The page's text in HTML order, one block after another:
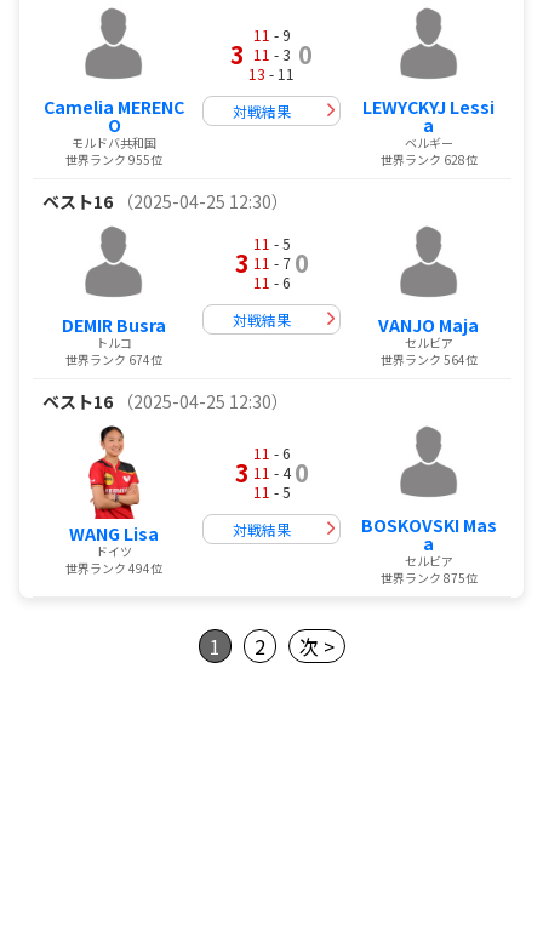
Camelia MERENC
O
モルドバ共和国
世界ランク 955位
3
11 - 9
11 - 3
13 - 11
0
対戦結果 LEWYCKYJ Lessi
a
ベルギー
世界ランク 628位
ベスト16 （2025-04-25 12:30）
DEMIR Busra
トルコ
世界ランク 674位
3
11 - 5
11 - 7
11 - 6
0
対戦結果 VANJO Maja
セルビア
世界ランク 564位
ベスト16 （2025-04-25 12:30）
WANG Lisa
ドイツ
世界ランク 494位
3
11 - 6
11 - 4
11 - 5
0
対戦結果 BOSKOVSKI Mas
a
セルビア
世界ランク 875位
1 2 次 >